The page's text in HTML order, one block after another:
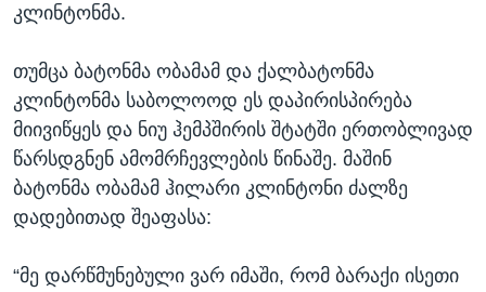
კლინტონმა.
თუმცა ბატონმა ობამამ და ქალბატონმა
კლინტონმა საბოლოოდ ეს დაპირისპირება
მიივიწყეს და ნიუ ჰემპშირის შტატში ერთობლივად
წარსდგნენ ამომრჩევლების წინაშე. მაშინ
ბატონმა ობამამ ჰილარი კლინტონი ძალზე
დადებითად შეაფასა:
“მე დარწმუნებული ვარ იმაში, რომ ბარაქი ისეთი